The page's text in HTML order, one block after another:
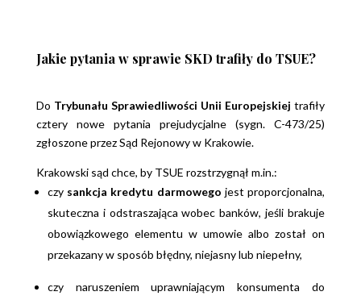
Jakie pytania w sprawie SKD trafiły do TSUE?
Do Trybunału Sprawiedliwości Unii Europejskiejtrafiły
cztery nowe pytania prejudycjalne (sygn. C-473/25)
zgłoszone przez Sąd Rejonowy w Krakowie.
Krakowski sąd chce, by TSUE rozstrzygnął m.in.:
czy sankcja kredytu darmowego jest proporcjonalna,
skuteczna i odstraszająca wobec banków, jeśli brakuje
obowiązkowego elementu w umowie albo został on
przekazany w sposób błędny, niejasny lub niepełny,
czy naruszeniem uprawniającym konsumenta do